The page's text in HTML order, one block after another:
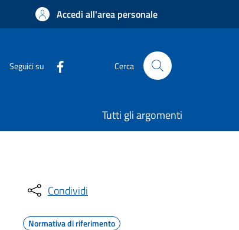
Accedi all'area personale
Seguici su Cerca
Tutti gli argomenti
Condividi
Normativa di riferimento